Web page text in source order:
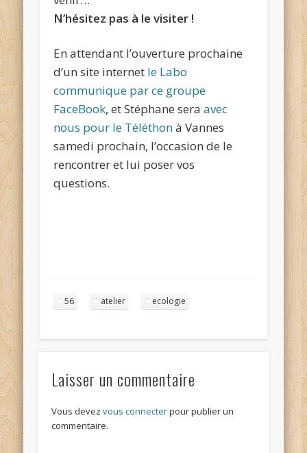
N’hésitez pas à le visiter !
En attendant l’ouverture prochaine
d’un site internet le Labo
communique par ce groupe
FaceBook, et Stéphane seraavec
nous pour le Téléthonà Vannes
samedi prochain, l’occasion de le
rencontrer et lui poser vos
questions.
56 atelier ecologie
Laisser un commentaire
Vous devez vous connecterpour publier un
commentaire.